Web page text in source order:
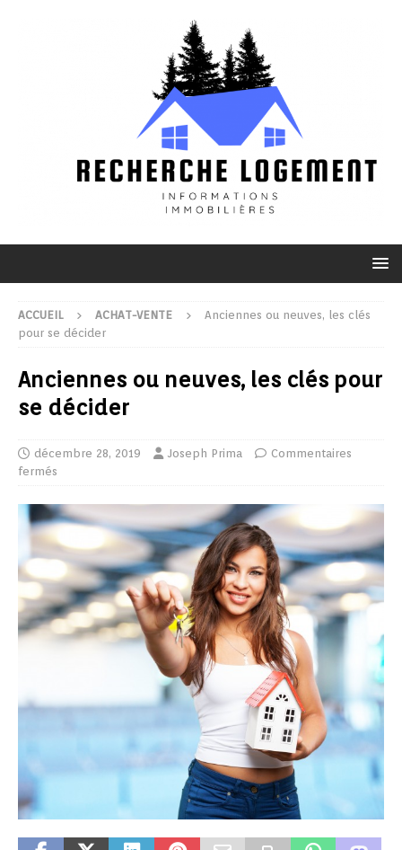
ACCUEIL ACHAT-VENTE
Anciennes ou neuves, les clés
pour se décider
Anciennes ou neuves, les clés pour
se décider
décembre 28, 2019 Joseph Prima
Commentaires
fermés